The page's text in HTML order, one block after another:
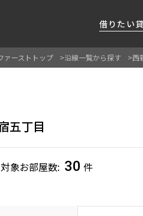
借りたい
ービスをご紹介します
す
をご提案します
ます
をご紹介します
ァーストトップ 沿線一覧から探す 西
五丁目
対象お部屋数 30 件